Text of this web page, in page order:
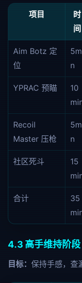
项目
时
间
Aim Botz 定
位
n
YPRAC 预瞄
10
Recoil
Master 压枪
n
社区死斗
15
合计
35
4.3 高手维持阶段
目标： 保持手感，查